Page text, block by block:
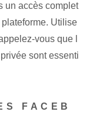
un accès complet
Utilise
vous que l
sont essenti
FACEB